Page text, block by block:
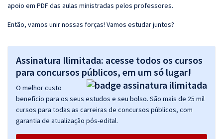
apoio em PDF das aulas ministradas pelos professores.
Então, vamos unir nossas forças! Vamos estudar juntos?
Assinatura Ilimitada: acesse todos os cursos
para concursos públicos, em um só lugar!
O melhor custo
benefício para os seus estudos e seu bolso. São mais de 25 mil
cursos para todas as carreiras de concursos públicos, com
garantia de atualização pós-edital.